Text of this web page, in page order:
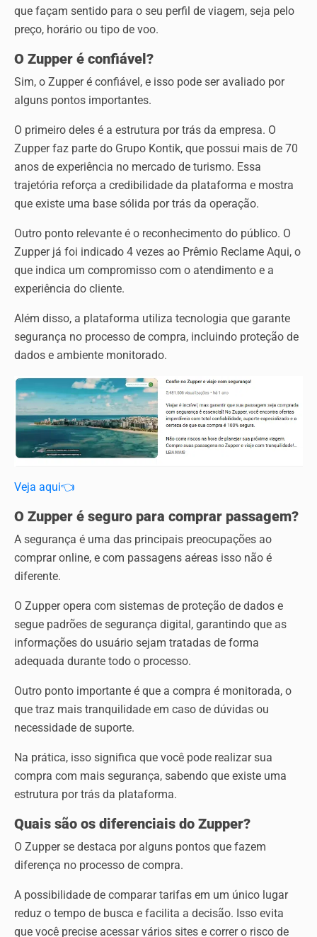
que façam sentido para o seu perfil de viagem, seja pelo
preço, horário ou tipo de voo.
O Zupper é confiável?
Sim, o Zupper é confiável, e isso pode ser avaliado por
alguns pontos importantes.
O primeiro deles é a estrutura por trás da empresa. O
Zupper faz parte do Grupo Kontik, que possui mais de 70
anos de experiência no mercado de turismo. Essa
trajetória reforça a credibilidade da plataforma e mostra
que existe uma base sólida por trás da operação.
Outro ponto relevante é o reconhecimento do público. O
Zupper já foi indicado 4 vezes ao Prêmio Reclame Aqui, o
que indica um compromisso com o atendimento e a
experiência do cliente.
Além disso, a plataforma utiliza tecnologia que garante
segurança no processo de compra, incluindo proteção de
dados e ambiente monitorado.
Veja aqui👈
O Zupper é seguro para comprar passagem?
A segurança é uma das principais preocupações ao
comprar online, e com passagens aéreas isso não é
diferente.
O Zupper opera com sistemas de proteção de dados e
segue padrões de segurança digital, garantindo que as
informações do usuário sejam tratadas de forma
adequada durante todo o processo.
Outro ponto importante é que a compra é monitorada, o
que traz mais tranquilidade em caso de dúvidas ou
necessidade de suporte.
Na prática, isso significa que você pode realizar sua
compra com mais segurança, sabendo que existe uma
estrutura por trás da plataforma.
Quais são os diferenciais do Zupper?
O Zupper se destaca por alguns pontos que fazem
diferença no processo de compra.
A possibilidade de comparar tarifas em um único lugar
reduz o tempo de busca e facilita a decisão. Isso evita
que você precise acessar vários sites e correr o risco de